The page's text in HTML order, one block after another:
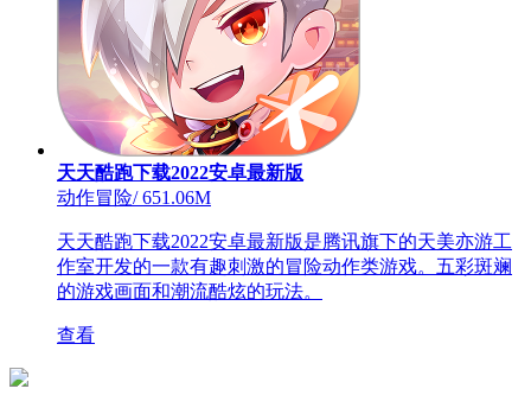
天天酷跑下载2022安卓最新版
动作冒险/651.06M
天天酷跑下载2022安卓最新版是腾讯旗下的天美亦游工
作室开发的一款有趣刺激的冒险动作类游戏。五彩斑斓
的游戏画面和潮流酷炫的玩法。
查看